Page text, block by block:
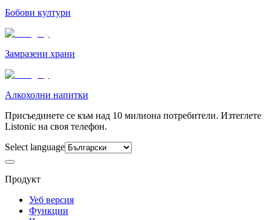
Бобови култури
Замразени храни
Алкохолни напитки
Присъединете се към над 10 милиона потребители. Изтеглете
Listonic на своя телефон.
Select language
Продукт
Уеб версия
Функции